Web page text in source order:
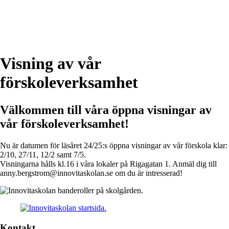
Visning av vår
förskoleverksamhet
Välkommen till våra öppna visningar av
vår förskoleverksamhet!
Nu är datumen för läsåret 24/25:s öppna visningar av vår förskola klar:
2/10, 27/11, 12/2 samt 7/5.
Visningarna hålls kl.16 i våra lokaler på Rigagatan 1. Anmäl dig till
anny.bergstrom@innovitaskolan.se om du är intresserad!